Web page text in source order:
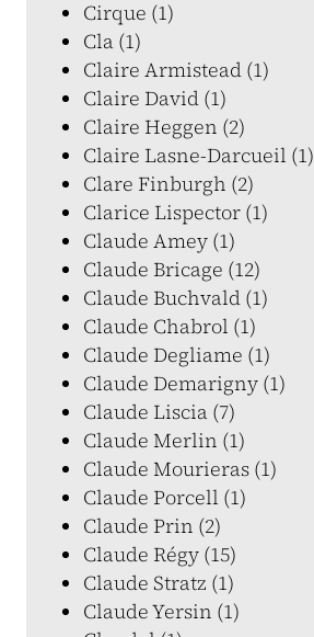
Cirque (1)
Cla (1)
Claire Armistead (1)
Claire David (1)
Claire Heggen (2)
Claire Lasne-Darcueil (1)
Clare Finburgh (2)
Clarice Lispector (1)
Claude Amey (1)
Claude Bricage (12)
Claude Buchvald (1)
Claude Chabrol (1)
Claude Degliame (1)
Claude Demarigny (1)
Claude Liscia (7)
Claude Merlin (1)
Claude Mourieras (1)
Claude Porcell (1)
Claude Prin (2)
Claude Régy (15)
Claude Stratz (1)
Claude Yersin (1)